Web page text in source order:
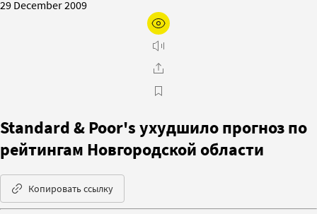
29 December 2009
Standard & Poor's ухудшило прогноз по
рейтингам Новгородской области
Копировать ссылку